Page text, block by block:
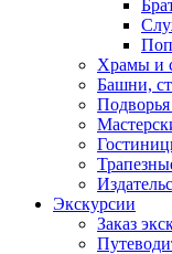
Храмы и
Башни,
Экскурсии
Заказ